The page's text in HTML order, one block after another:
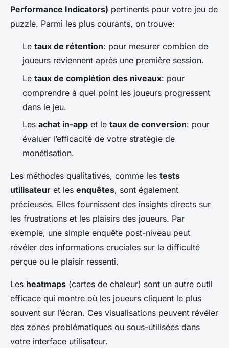
Performance Indicators) pertinents pour votre jeu de
puzzle. Parmi les plus courants, on trouve:
Le taux de rétention: pour mesurer combien de
joueurs reviennent après une première session.
Le taux de complétion des niveaux: pour
comprendre à quel point les joueurs progressent
dans le jeu.
Les achat in-app et le taux de conversion: pour
évaluer l’efficacité de votre stratégie de
monétisation.
Les méthodes qualitatives, comme les tests
utilisateur et les enquêtes, sont également
précieuses. Elles fournissent des insights directs sur
les frustrations et les plaisirs des joueurs. Par
exemple, une simple enquête post-niveau peut
révéler des informations cruciales sur la difficulté
perçue ou le plaisir ressenti.
Les heatmaps (cartes de chaleur) sont un autre outil
efficace qui montre où les joueurs cliquent le plus
souvent sur l’écran. Ces visualisations peuvent révéler
des zones problématiques ou sous-utilisées dans
votre interface utilisateur.